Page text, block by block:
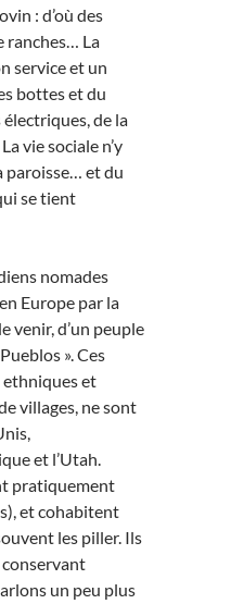
: d’où des
ranches… La
service et un
bottes et du
électriques, de la
vie sociale n’y
paroisse… et du
se tient
nomades
Europe par la
venir, d’un peuple
». Ces
et
villages, ne sont
et l’Utah.
pratiquement
et cohabitent
les piller. Ils
un peu plus